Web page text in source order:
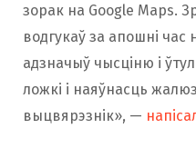
зорак на Google Maps.
водгукаў за апошні час
адзначыў чысціню і
ложкі і наяўнасць
выцвярэзнік», —